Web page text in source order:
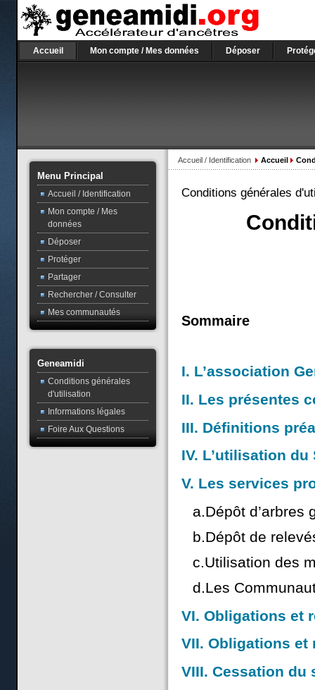
Accueil Mon compte / Mes données Déposer
Menu Principal
Accueil / Identification
Mon compte / Mes
données
Déposer
Protéger
Partager
Rechercher / Consulter
Mes communautés
Geneamidi
Conditions générales
d'utilisation
Informations légales
Foire Aux Questions
Accueil / Identification Accueil
Conditions générales
Sommaire
I. L’association
II. Les présentes
III. Définitions
IV. L’utilisation
V. Les services
a.Dépôt d’arbres
b.Dépôt de
c.Utilisation des
d.Les
VI. Obligations et
VII. Obligations et
VIII. Cessation du